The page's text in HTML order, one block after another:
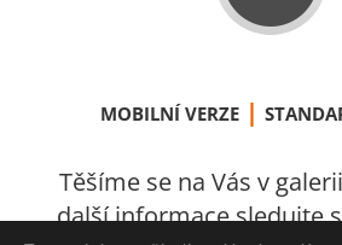
MOBILNÍ VERZE |
Těšíme se na Vás v
další informace sledujte